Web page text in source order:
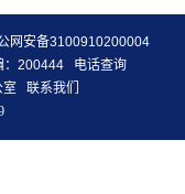
网安备3100910200004
：200444 电话查询
室 联系我们